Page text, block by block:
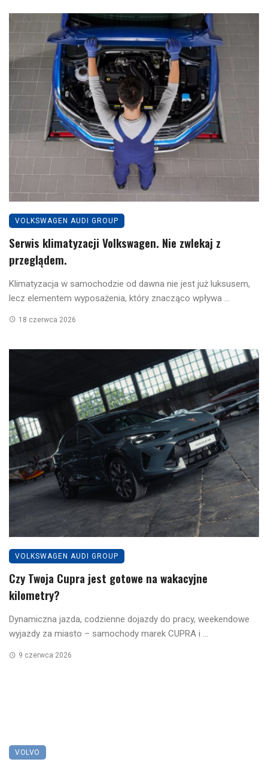
VOLKSWAGEN AUDI GROUP
Serwis klimatyzacji Volkswagen. Nie zwlekaj z
przeglądem.
Klimatyzacja w samochodzie od dawna nie jest już luksusem,
lecz elementem wyposażenia, który znacząco wpływa ...
18 czerwca 2026
VOLKSWAGEN AUDI GROUP
Czy Twoja Cupra jest gotowe na wakacyjne
kilometry?
Dynamiczna jazda, codzienne dojazdy do pracy, weekendowe
wyjazdy za miasto – samochody marek CUPRA i ...
9 czerwca 2026
VOLVO